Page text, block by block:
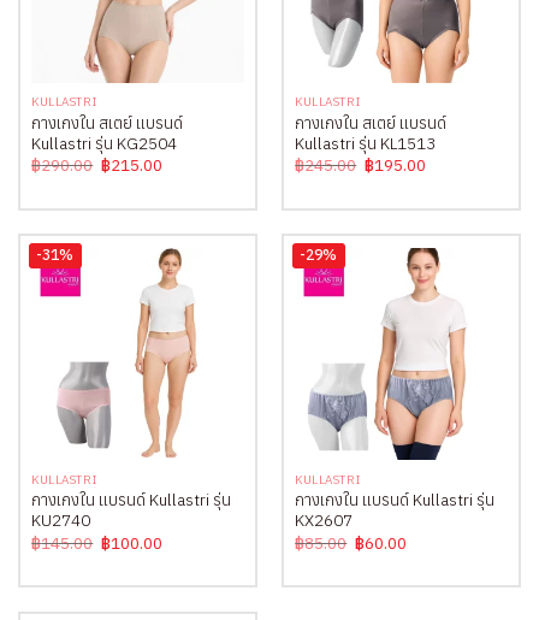
KULLASTRI
กางเกงใน สเตย์ แบรนด์
Kullastri รุ่น KG2504
฿290.00 Original
price
฿290.00.
฿215.00
฿215.00.
KULLASTRI
กางเกงใน สเตย์ แบรนด์
Kullastri รุ่น KL1513
฿245.00 Original
price
฿245.00.
฿195.00
฿195.00.
-31%
KULLASTRI
กางเกงใน แบรนด์ Kullastri รุ่น
KU2740
฿145.00 Original
price
฿145.00.
฿100.00
฿100.00.
-29%
KULLASTRI
กางเกงใน แบรนด์ Kullastri รุ่น
KX2607
฿85.00 Original
price
฿85.00.
฿60.00
฿60.00.